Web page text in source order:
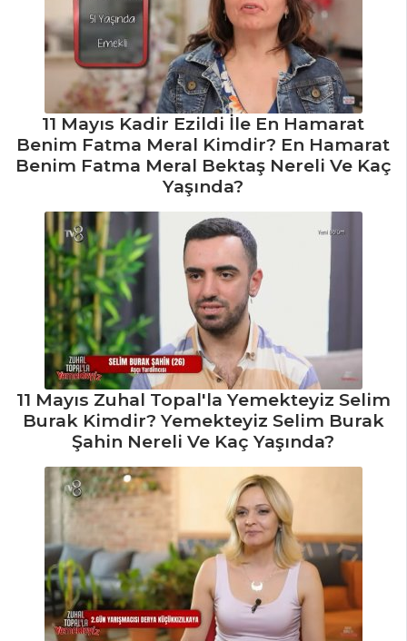
11 Mayıs Kadir Ezildi İle En Hamarat
Benim Fatma Meral Kimdir? En Hamarat
Benim Fatma Meral Bektaş Nereli Ve Kaç
Yaşında?
11 Mayıs Zuhal Topal'la Yemekteyiz Selim
Burak Kimdir? Yemekteyiz Selim Burak
Şahin Nereli Ve Kaç Yaşında?